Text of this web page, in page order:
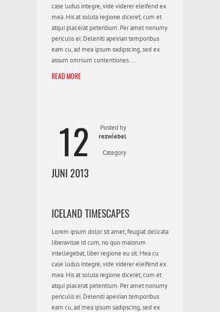
case ludus integre, vide viderer eleifend ex
mea. His at soluta regione diceret, cum et
atqui placerat petentium. Per amet nonumy
periculis ei. Deleniti apeirian temporibus
eam cu, ad mea ipsum sadipscing, sed ex
assum omnium contentiones....
READ MORE
12
JUNI 2013
Posted by
rezwiebel
Category
ICELAND TIMESCAPES
Lorem ipsum dolor sit amet, feugiat delicata
liberavisse id cum, no quo maiorum
intellegebat, liber regione eu sit. Mea cu
case ludus integre, vide viderer eleifend ex
mea. His at soluta regione diceret, cum et
atqui placerat petentium. Per amet nonumy
periculis ei. Deleniti apeirian temporibus
eam cu, ad mea ipsum sadipscing, sed ex